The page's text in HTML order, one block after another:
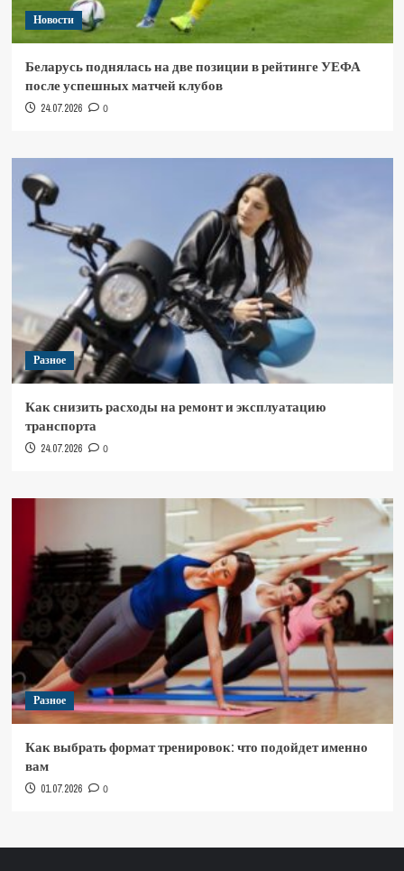
Новости
Беларусь поднялась на две позиции в рейтинге УЕФА
после успешных матчей клубов
24.07.2026 0
Разное
Как снизить расходы на ремонт и эксплуатацию
транспорта
24.07.2026 0
Разное
Как выбрать формат тренировок: что подойдет именно
вам
01.07.2026 0